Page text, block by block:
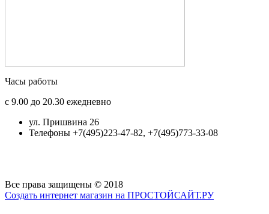
Часы работы
с 9.00 до 20.30 ежедневно
ул. Пришвина 26
Телефоны +7(495)223-47-82, +7(495)773-33-08
Все права защищены © 2018
Создать интернет магазин на ПРОСТОЙСАЙТ.РУ